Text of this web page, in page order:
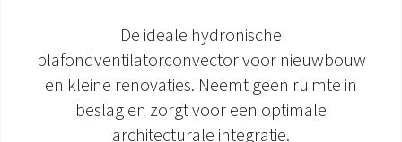
WERELD OS
DOCUMENTATIE PRODUCTEN
De ideale hydronische
plafondventilatorconvector voor nieuwbouw
en kleine renovaties. Neemt geen ruimte in
beslag en zorgt voor een optimale
architecturale integratie.